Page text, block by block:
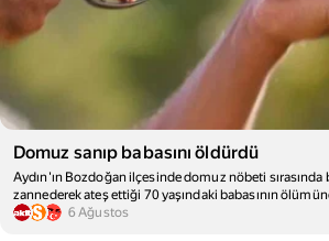
Domuz sanıp babasını öldürdü
Aydın'ın Bozdoğan ilçesinde domuz nöbeti
zannederek ateş ettiği 70 yaşındaki babasının
6 Ağustos